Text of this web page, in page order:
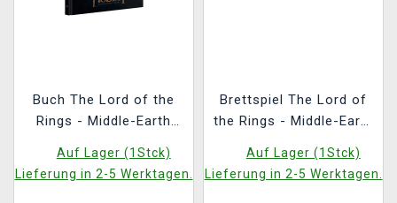
Buch The Lord of the
Rings - Middle-Earth
Armies of the The
Hobbit Rulebook ENG
Auf Lager (1Stck)
Lieferung in 2-5 Werktagen.
Brettspiel The Lord of
the Rings - Middle-Earth
Warg Riders (6 Figuren)
Auf Lager (1Stck)
Lieferung in 2-5 Werktagen.